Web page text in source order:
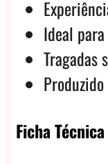
Ideal
Tragadas
Ficha